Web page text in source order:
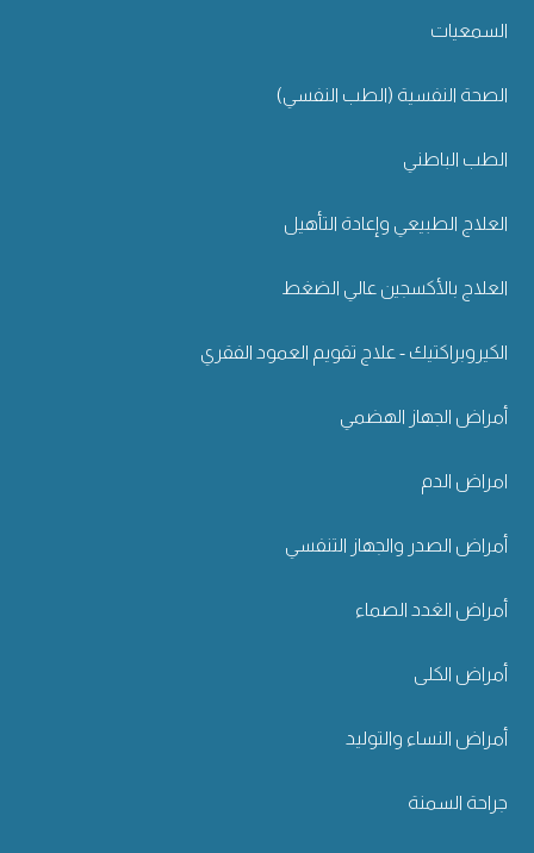
السمعيات
الصحة النفسية (الطب النفسي)
الطب الباطني
العلاج الطبيعي وإعادة التأهيل
العلاج بالأكسجين عالي الضغط
الكيروبراكتيك - علاج تقويم العمود الفقري
أمراض الجهاز الهضمي
امراض الدم
أمراض الصدر والجهاز التنفسي
أمراض الغدد الصماء
أمراض الكلى
أمراض النساء والتوليد
جراحة السمنة